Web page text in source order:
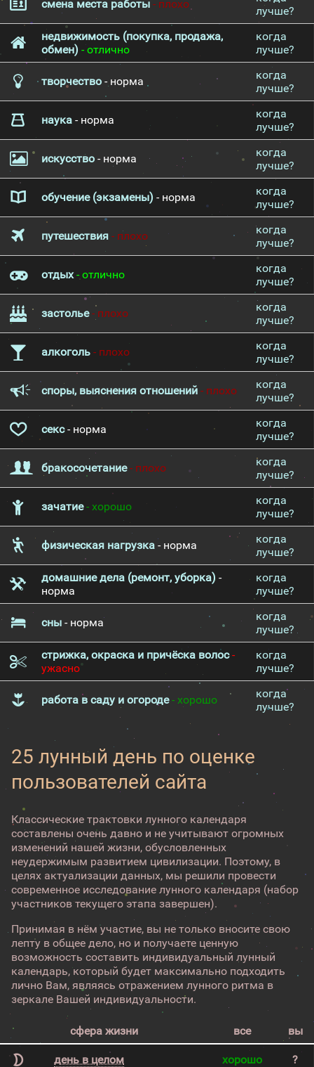
смена места работы - плохо
лучше?
недвижимость (покупка, продажа,
обмен) - отлично
когда
лучше?
творчество - норма
когда
лучше?
наука - норма
когда
лучше?
искусство - норма
когда
лучше?
обучение (экзамены) - норма
когда
лучше?
путешествия - плохо
когда
лучше?
отдых- отлично
когда
лучше?
застолье- плохо
когда
лучше?
алкоголь - плохо
когда
лучше?
споры, выяснения отношений - плохо
когда
лучше?
секс- норма
когда
лучше?
бракосочетание- плохо
когда
лучше?
зачатие- хорошо
когда
лучше?
физическая нагрузка - норма
когда
лучше?
домашние дела (ремонт, уборка) -
норма
когда
лучше?
сны - норма
когда
лучше?
стрижка, окраска и причёска волос-
ужасно
когда
лучше?
работа в саду и огороде- хорошо
когда
лучше?
25 лунный день по оценке
пользователей сайта
Классические трактовки лунного календаря
составлены очень давно и не учитывают огромных
изменений нашей жизни, обусловленных
неудержимым развитием цивилизации. Поэтому, в
целях актуализации данных, мы решили провести
современное исследование лунного календаря (набор
участников текущего этапа завершен).
Принимая в нём участие, вы не только вносите свою
лепту в общее дело, но и получаете ценную
возможность составить индивидуальный лунный
календарь, который будет максимально подходить
лично Вам, являясь отражением лунного ритма в
зеркале Вашей индивидуальности.
сфера жизни все вы
день в целом хорошо ?